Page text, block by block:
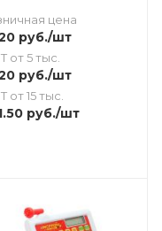
цена
руб./шт
от 5 тыс.
руб./шт
от 15 тыс.
руб./шт